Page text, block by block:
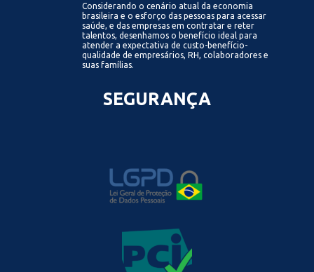
Considerando o cenário atual da economia
brasileira e o esforço das pessoas para acessar
saúde, e das empresas em contratar e reter
talentos, desenhamos o benefício ideal para
atender a expectativa de custo-benefício-
qualidade de empresários, RH, colaboradores e
suas famílias.
SEGURANÇA